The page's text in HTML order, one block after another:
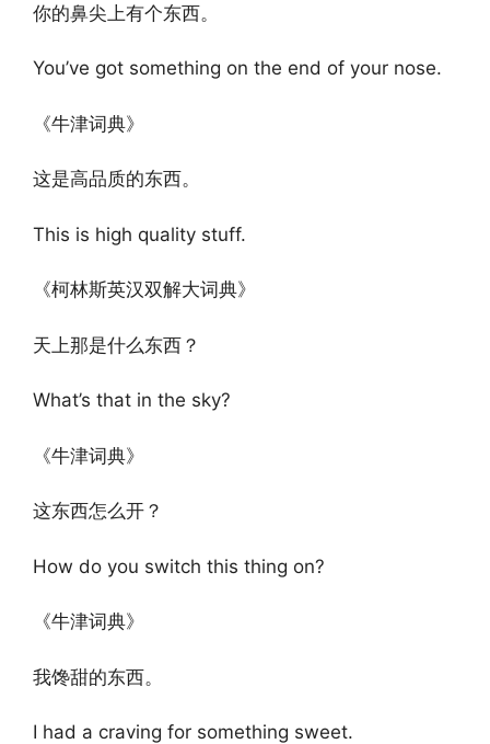
你的鼻尖上有个东西。
You’ve got something on the end of your nose.
《牛津词典》
这是高品质的东西。
This is high quality stuff.
《柯林斯英汉双解大词典》
天上那是什么东西？
What’s that in the sky?
《牛津词典》
这东西怎么开？
How do you switch this thing on?
《牛津词典》
我馋甜的东西。
I had a craving for something sweet.